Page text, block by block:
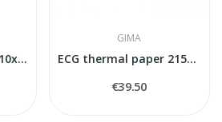
ECG thermic paper 210x295 250 sheets
GIMA
ECG thermal paper 215x25 mm x m roll
€39.50